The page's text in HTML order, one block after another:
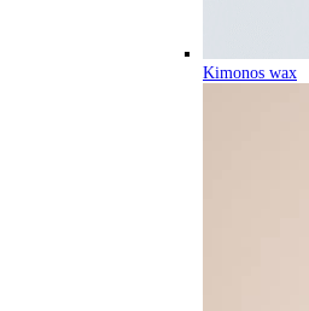
Kimonos wax